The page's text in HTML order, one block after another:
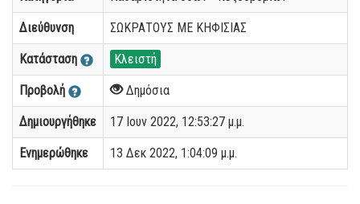
Διεύθυνση ΣΩΚΡΑΤΟΥΣ ΜΕ ΚΗΦΙΣΙΑΣ
Κατάσταση Κλειστή
Προβολή Δημόσια
Δημιουργήθηκε 17 Ιουν 2022, 12:53:27 μ.μ.
Ενημερώθηκε 13 Δεκ 2022, 1:04:09 μ.μ.